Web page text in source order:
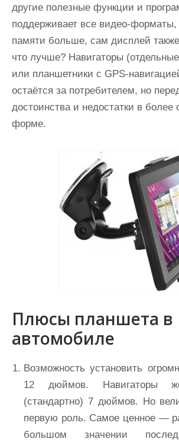
другие полезные функции и
поддерживает все видео-форматы,
памяти больше, сам дисплей
что лучше? Навигаторы
или планшетники с GPS-
остаётся за потребителем, но
достоинства и недостатки в более
форме.
Плюсы планшета в
автомобиле
Возможность установить
12 дюймов. Навигаторы
(стандартно) 7 дюймов. Но
первую роль. Самое ценное —
большом значении